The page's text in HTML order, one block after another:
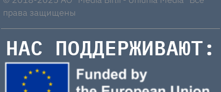
права защищены
НАС ПОДДЕРЖИВАЮТ: